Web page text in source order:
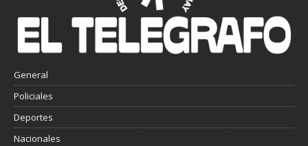
General
Policiales
Deportes
Nacionales